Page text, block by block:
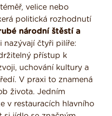
velice nebo
politická rozhodnutí
národní štěstí a
nazývají čtyři pilíře:
přístup k
uchování kultury a
V praxi to znamená
života. Jedním
v restauracích hlavního